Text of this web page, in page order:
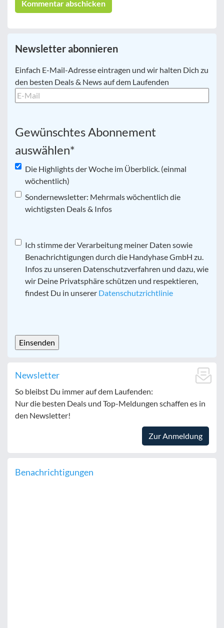
Newsletter abonnieren
E-
Mail *
Einfach E-Mail-Adresse eintragen und wir halten Dich zu
den besten Deals & News auf dem Laufenden
Gewünschtes Abonnement
auswählen*
Die Highlights der Woche im Überblick. (einmal
wöchentlich)
Sondernewsletter: Mehrmals wöchentlich die
wichtigsten Deals & Infos
Datenschutz*
Ich stimme der Verarbeitung meiner Daten sowie
Benachrichtigungen durch die Handyhase GmbH zu.
Infos zu unseren Datenschutzverfahren und dazu, wie
wir Deine Privatsphäre schützen und respektieren,
findest Du in unserer Datenschutzrichtlinie
Newsletter
So bleibst Du immer auf dem Laufenden:
Nur die besten Deals und Top-Meldungen schaffen es in
den Newsletter!
Zur Anmeldung
Benachrichtigungen